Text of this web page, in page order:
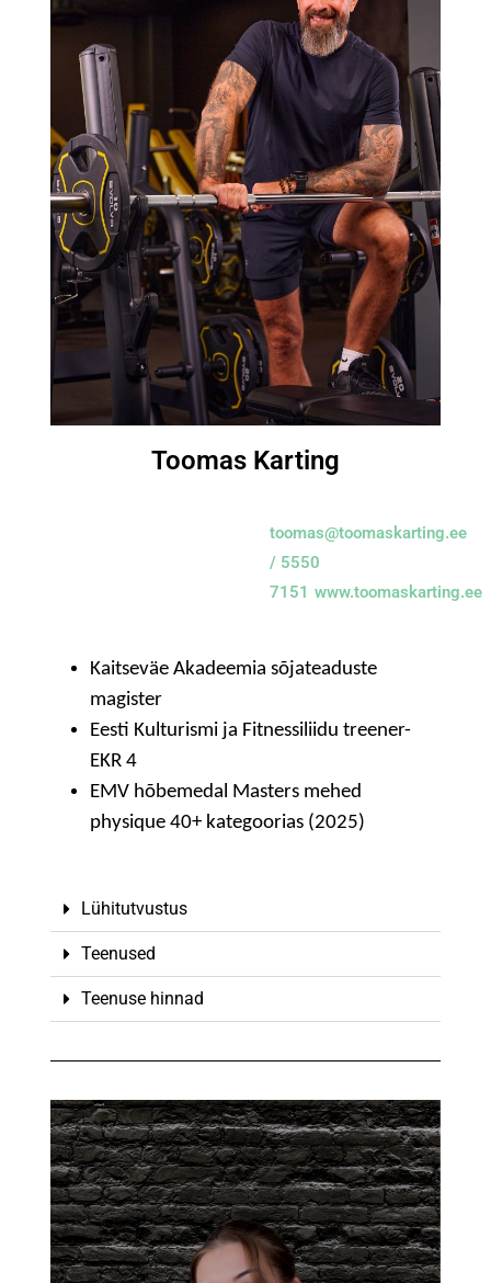
Toomas Karting
toomas@toomaskarting.ee
/ 5550
7151 www.toomaskarting.ee
Kaitseväe Akadeemia sõjateaduste
magister
Eesti Kulturismi ja Fitnessiliidu treener-
EKR 4
EMV hõbemedal Masters mehed
physique 40+ kategoorias (2025)
Lühitutvustus
Teenused
Teenuse hinnad